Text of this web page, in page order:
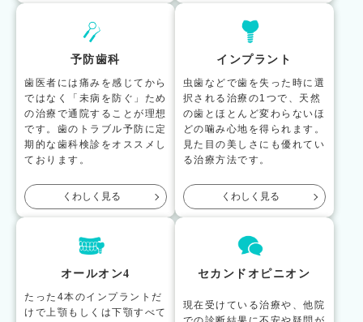
予防歯科
歯医者には痛みを感じてから
ではなく「未病を防ぐ」ため
の治療で通院することが理想
です。歯のトラブル予防に定
期的な歯科検診をオススメし
ております。
くわしく見る
インプラント
虫歯などで歯を失った時に選
択される治療の1つで、天然
の歯とほとんど変わらないほ
どの噛み心地を得られます。
見た目の美しさにも優れてい
る治療方法です。
くわしく見る
オールオン4
たった4本のインプラントだ
けで上顎もしくは下顎すべて
セカンドオピニオン
現在受けている治療や、他院